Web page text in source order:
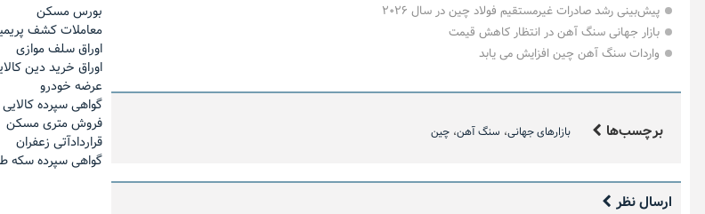
پیش‌بینی رشد صادرات غیرمستقیم فولاد چین در سال ۲۰۲۶
بازار جهانی سنگ آهن در انتظار کاهش قیمت
واردات سنگ آهن چین افزایش می یابد
برچسب‌ها بازارهای جهانی سنگ آهن چین
ارسال نظر
بورس مسکن
معاملات کشف
اوراق سلف موازی
اوراق خرید دین
عرضه خودرو
گواهی سپرده کالایی
فروش مترى مسكن
قراردادآتی زعفران
گواهی سپرده سکه
اینفوگرافیک ۲ اسفند ماه
اینفوگرافیک